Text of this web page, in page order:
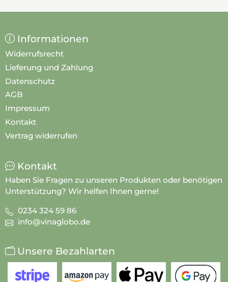
Informationen
Widerrufsrecht
Lieferung und Zahlung
Datenschutz
AGB
Impressum
Kontakt
Vertrag widerrufen
Kontakt
Haben Sie Fragen zu unseren Produkten oder benötigen
Unterstützung? Wir helfen Ihnen gerne!
0234 324 59 86
info@vinaglobo.de
Unsere Bezahlarten